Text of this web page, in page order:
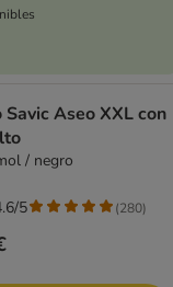
Aseo XXL con
/ negro
5 (280)